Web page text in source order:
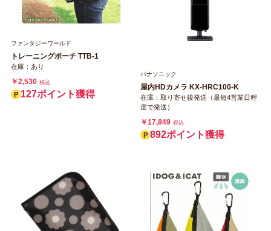
ファンタジーワールド
トレーニングポーチ TTB-1
在庫：あり
￥2,530 税込
127ポイント獲得
パナソニック
屋内HDカメラ KX-HRC100-K
在庫：取り寄せ後発送（最短4営業日程
度で発送）
￥17,849 税込
892ポイント獲得